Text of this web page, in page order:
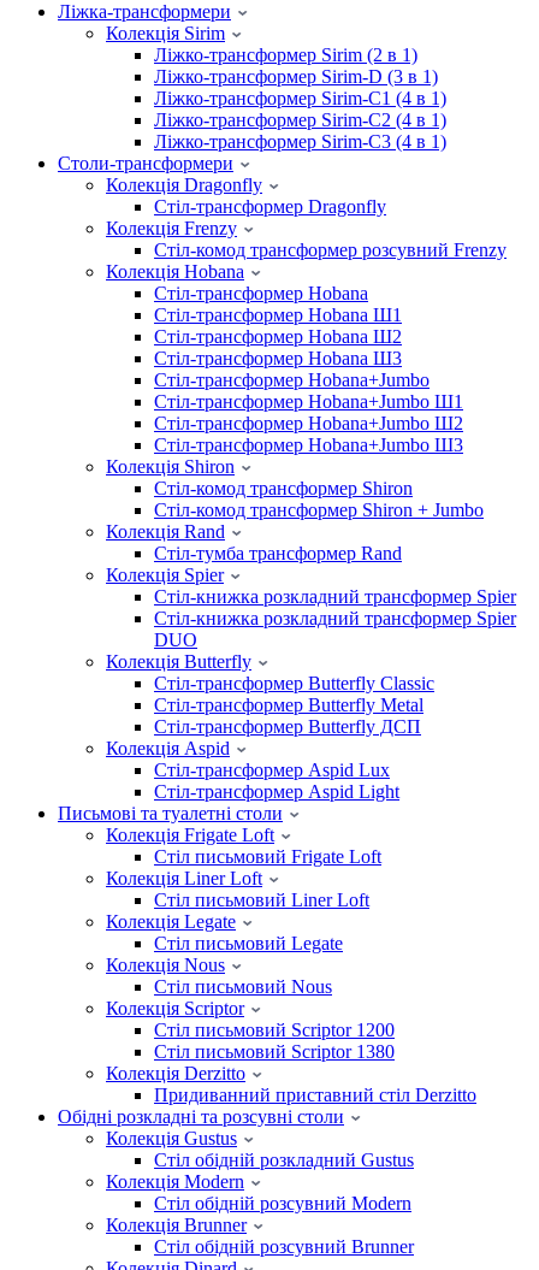
Ліжка-трансформери
Колекція Sirim
Ліжко-трансформер Sirim (2 в 1)
Ліжко-трансформер Sirim-D (3 в 1)
Ліжко-трансформер Sirim-C1 (4 в 1)
Ліжко-трансформер Sirim-C2 (4 в 1)
Ліжко-трансформер Sirim-C3 (4 в 1)
Столи-трансформери
Колекція Dragonfly
Стіл-трансформер Dragonfly
Колекція Frenzy
Стіл-комод трансформер розсувний Frenzy
Колекція Hobana
Стіл-трансформер Hobana
Стіл-трансформер Hobana Ш1
Стіл-трансформер Hobana Ш2
Стіл-трансформер Hobana Ш3
Стіл-трансформер Hobana+Jumbo
Стіл-трансформер Hobana+Jumbo Ш1
Стіл-трансформер Hobana+Jumbo Ш2
Стіл-трансформер Hobana+Jumbo Ш3
Колекція Shiron
Стіл-комод трансформер Shiron
Стіл-комод трансформер Shiron + Jumbo
Колекція Rand
Стіл-тумба трансформер Rand
Колекція Spier
Стіл-книжка розкладний трансформер Spier
Стіл-книжка розкладний трансформер Spier
DUO
Колекція Butterfly
Стіл-трансформер Butterfly Classic
Стіл-трансформер Butterfly Metal
Стіл-трансформер Butterfly ДСП
Колекція Aspid
Стіл-трансформер Aspid Lux
Стіл-трансформер Aspid Light
Письмові та туалетні столи
Колекція Frigate Loft
Стіл письмовий Frigate Loft
Колекція Liner Loft
Стіл письмовий Liner Loft
Колекція Legate
Стіл письмовий Legate
Колекція Nous
Стіл письмовий Nous
Колекція Scriptor
Стіл письмовий Scriptor 1200
Стіл письмовий Scriptor 1380
Колекція Derzitto
Придиванний приставний стіл Derzitto
Обідні розкладні та розсувні столи
Колекція Gustus
Стіл обідній розкладний Gustus
Колекція Modern
Стіл обідній розсувний Modern
Колекція Brunner
Стіл обідній розсувний Brunner